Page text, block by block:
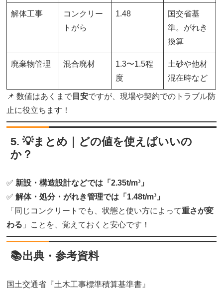
解体工事
コンクリー
トがら
1.48
国交省基
準。がれき
換算
廃棄物管理 混合廃材
1.3〜1.5程
度
土砂や他材
混在時など
📌 数値はあくまで 目安ですが、現場や契約でのトラブル防
止に役立ちます！
5. 💡まとめ｜どの値を使えばいいの
か？
✅ 新設・構造設計などでは「2.35t/m³」
✅解体・処分・がれき管理では「1.48t/m³」
「同じコンクリートでも、状態と使い方によって重さが変
わる 」ことを、覚えておくと安心です！
📚出典・参考資料
国土交通省『土木工事標準積算基準書』